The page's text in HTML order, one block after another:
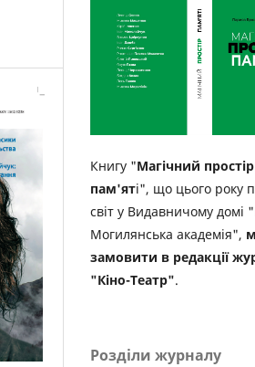
Книгу "Магічний простір
пам'яті", що цього року
світ у Видавничому домі
Могилянська академія",
замовити в редакції
"Кіно-Театр".
Розділи журналу